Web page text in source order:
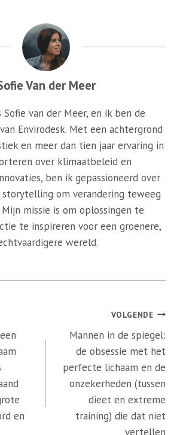
Van der Meer
Sofie van der Meer, en ik ben de
Envirodesk. Met een achtergrond
en meer dan tien jaar ervaring in
over klimaatbeleid en
ben ik gepassioneerd over
om verandering teweeg
missie is om oplossingen te
te inspireren voor een groenere,
wereld.
en
VOLGENDE
Mannen in de spiegel:
de obsessie met het
perfecte lichaam en de
onzekerheden (tussen
dieet en extreme
training) die dat niet
vertellen